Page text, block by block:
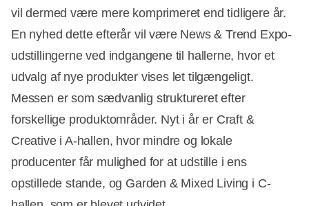
vil dermed være mere komprimeret end tidligere år.
En nyhed dette efterår vil være News & Trend Expo-
udstillingerne ved indgangene til hallerne, hvor et
udvalg af nye produkter vises let tilgængeligt.
Messen er som sædvanlig struktureret efter
forskellige produktområder. Nyt i år er Craft &
Creative i A-hallen, hvor mindre og lokale
producenter får mulighed for at udstille i ens
opstillede stande, og Garden & Mixed Living i C-